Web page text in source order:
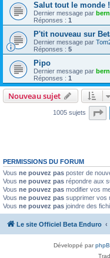
Salut tout le monde !
Dernier message par
Réponses : 1
P'tit nouveau sur
Dernier message par
Réponses : 5
Pipo
Dernier message par
Réponses : 1
Nouveau sujet
1005 sujets
PERMISSIONS DU FORUM
Vous ne pouvez pas poster de
Vous ne pouvez pas répondre aux
Vous ne pouvez pas modifier vos
Vous ne pouvez pas supprimer vos
Vous ne pouvez pas joindre des
Le site Officiel Beta Enduro
Développé par